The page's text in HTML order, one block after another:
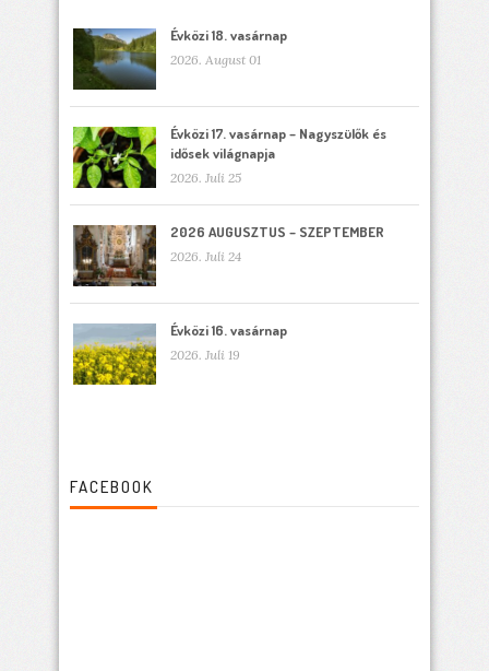
Évközi 18. vasárnap
2026. August 01
Évközi 17. vasárnap – Nagyszülők és
idősek világnapja
2026. Juli 25
2026 AUGUSZTUS – SZEPTEMBER
2026. Juli 24
Évközi 16. vasárnap
2026. Juli 19
FACEBOOK